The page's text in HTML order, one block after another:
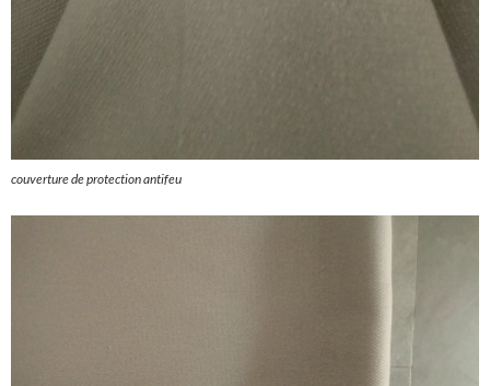
couverture de protection antifeu